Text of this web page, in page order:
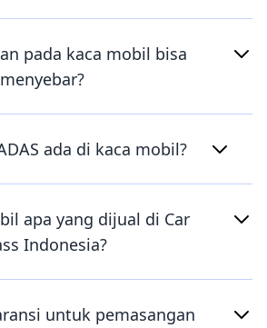
pada kaca mobil bisa
menyebar?
ada di kaca mobil?
apa yang dijual di Car
Indonesia?
untuk pemasangan